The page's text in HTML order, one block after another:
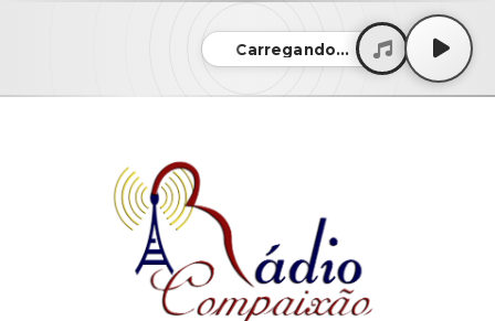
Carregando...